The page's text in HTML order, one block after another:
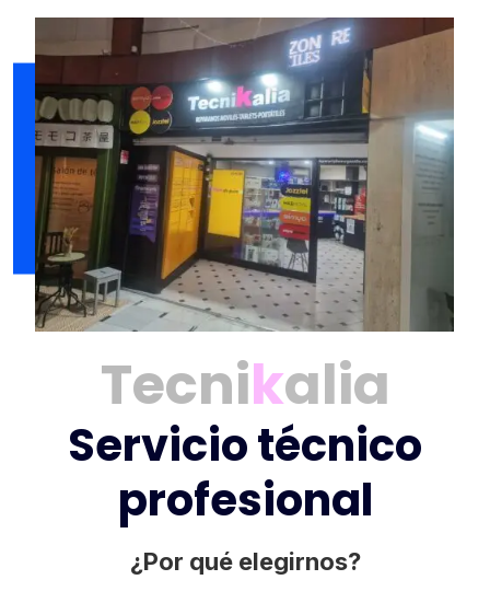
Tecnikalia
Servicio técnico
profesional
¿Por qué elegirnos?